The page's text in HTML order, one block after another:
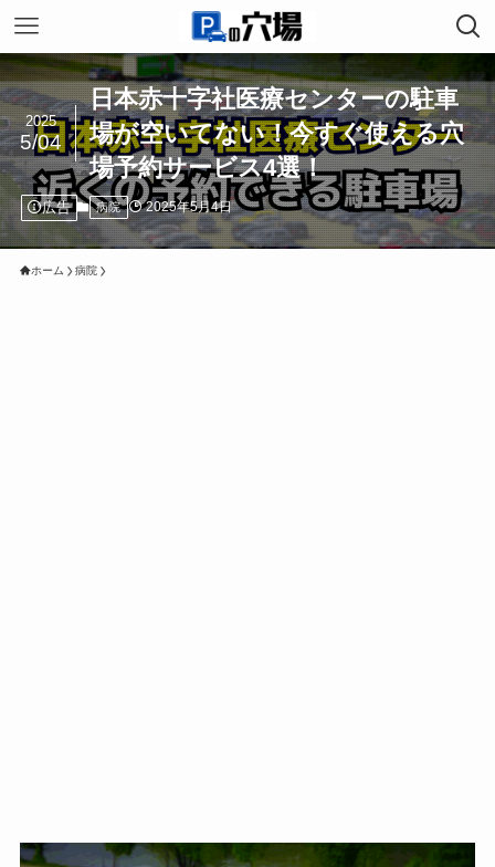
日本赤十字社医療センターの駐車
場が空いてない！今すぐ使える穴
場予約サービス4選！
2025
5/04
広告 病院 2025年5月4日
ホーム 病院